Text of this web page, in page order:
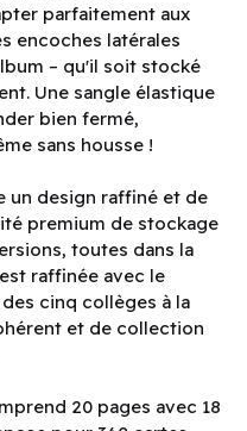
parfaitement aux
encoches latérales
– qu'il soit stocké
Une sangle élastique
bien fermé,
sans housse !
un design raffiné et de
premium de stockage
toutes dans la
raffinée avec le
cinq collèges à la
et de collection
20 pages avec 18